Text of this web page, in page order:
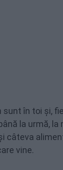
sunt în toi și,
la urmă,
câteva
vine.